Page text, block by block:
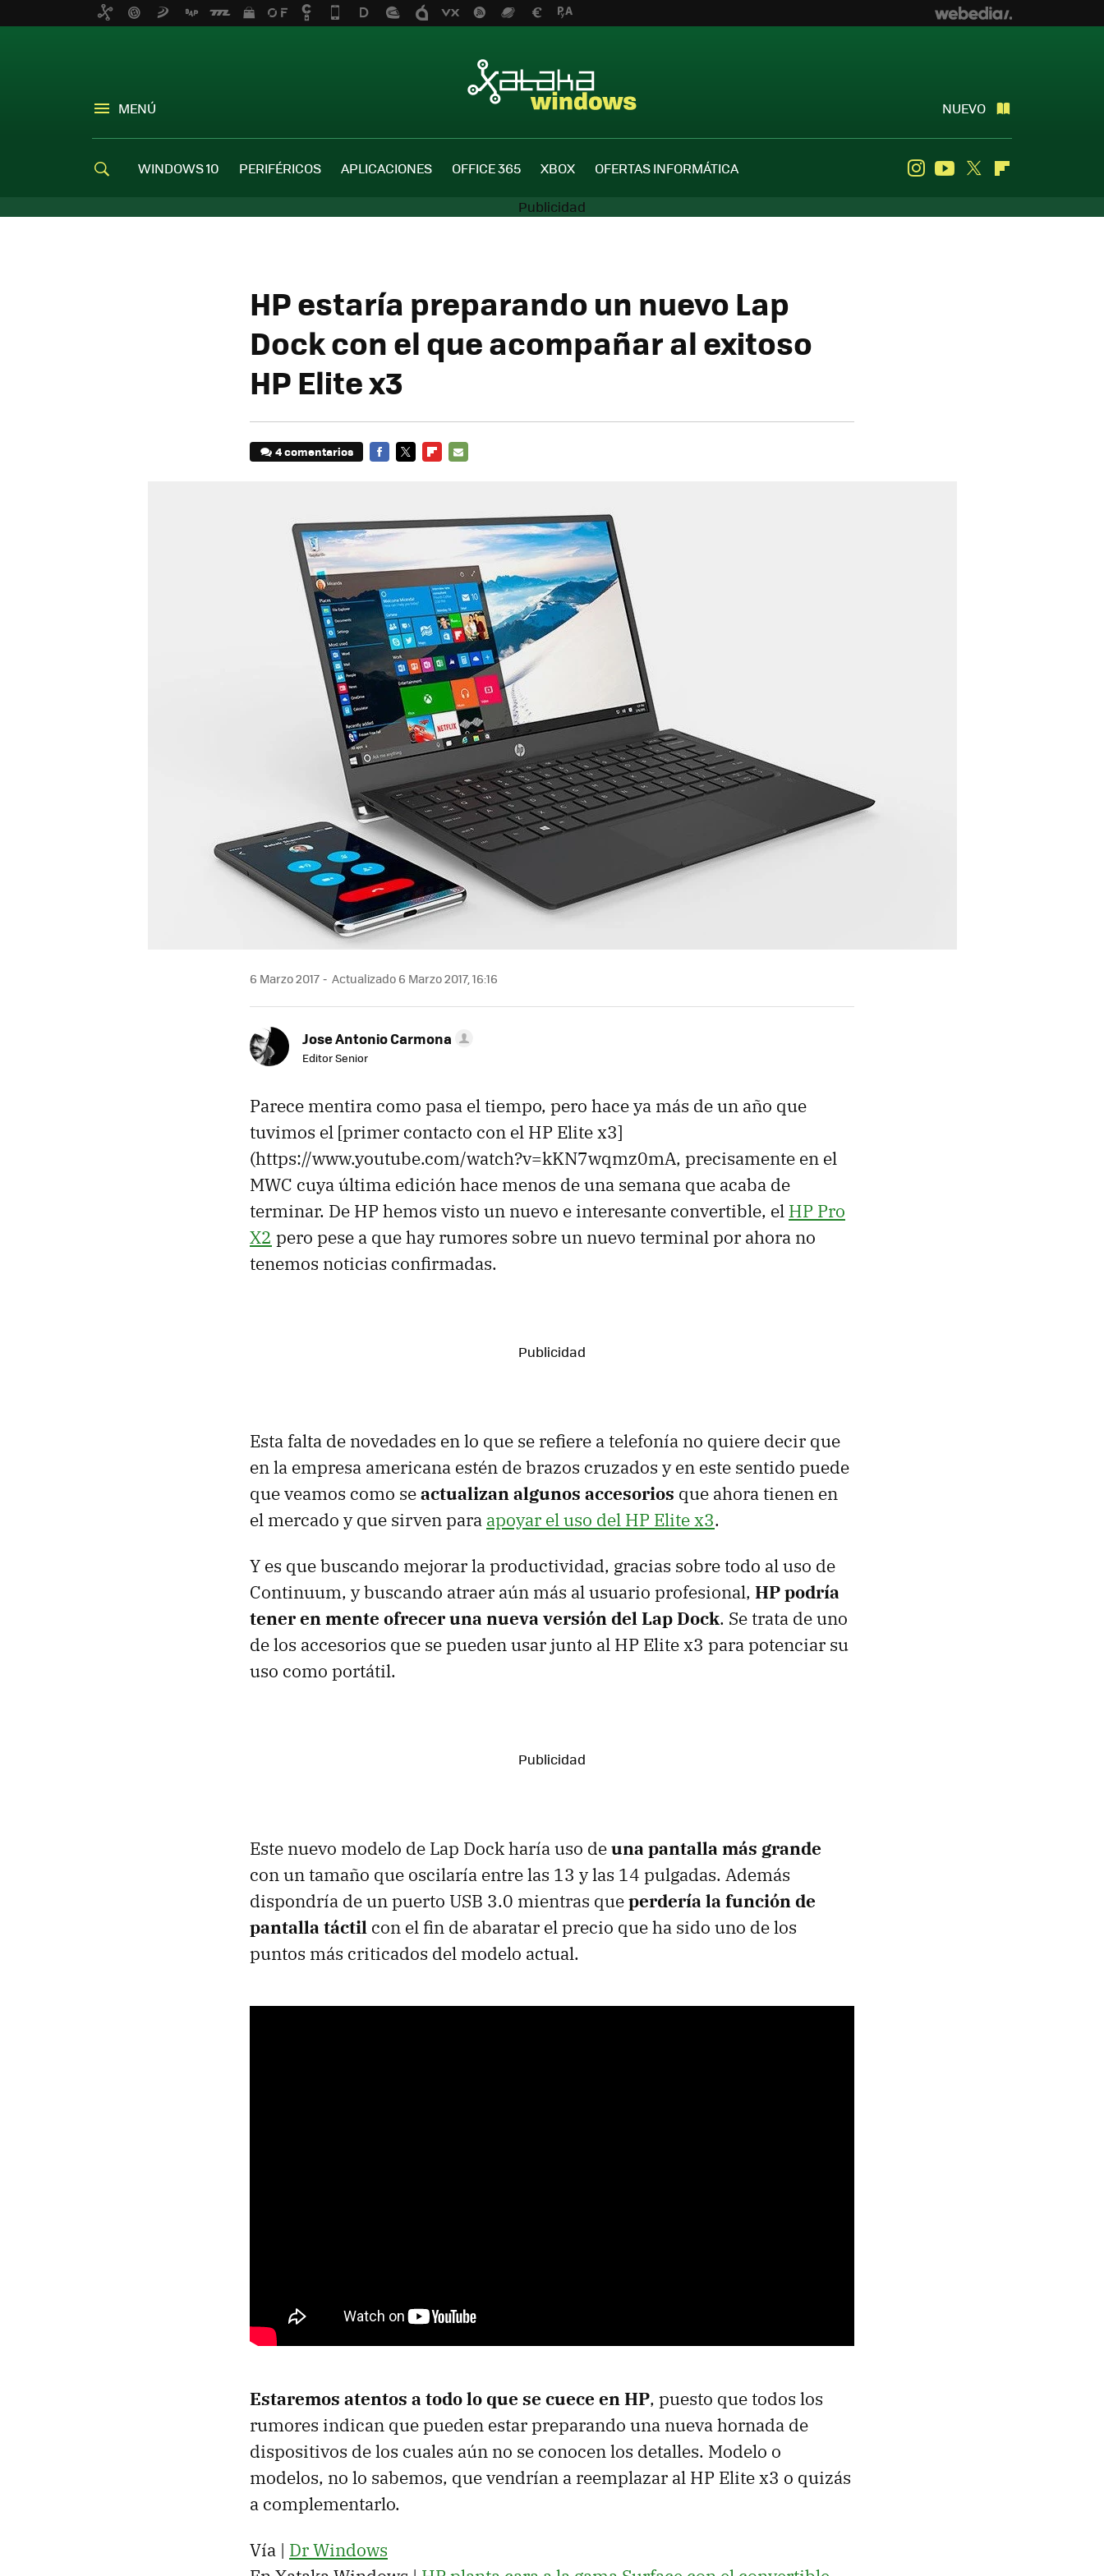
MENÚ NUEVO
WINDOWS 10 PERIFÉRICOS APLICACIONES OFFICE 365 XBOX OFERTAS INFORMÁTICA InstagramYoutube
Twitter
HP estaría preparando un nuevo Lap
Dock con el que acompañar al exitoso
HP Elite x3
4 comentarios
6 Marzo 2017 Actualizado 6 Marzo 2017, 16:16
Jose Antonio Carmona
Editor Senior
Parece mentira como pasa el tiempo, pero hace ya más de un año que
tuvimos el [primer contacto con el HP Elite x3]
(https://www.youtube.com/watch?v=kKN7wqmz0mA, precisamente en el
MWC cuya última edición hace menos de una semana que acaba de
terminar. De HP hemos visto un nuevo e interesante convertible, el HP Pro
X2 pero pese a que hay rumores sobre un nuevo terminal por ahora no
tenemos noticias confirmadas.
Esta falta de novedades en lo que se refiere a telefonía no quiere decir que
en la empresa americana estén de brazos cruzados y en este sentido puede
que veamos como seactualizan algunos accesorios que ahora tienen en
el mercado y que sirven para apoyar el uso del HP Elite x3.
Y es que buscando mejorar la productividad, gracias sobre todo al uso de
Continuum, y buscando atraer aún más al usuario profesional, HP podría
tener en mente ofrecer una nueva versión del Lap Dock. Se trata de uno
de los accesorios que se pueden usar junto al HP Elite x3 para potenciar su
uso como portátil.
Este nuevo modelo de Lap Dock haría uso deuna pantalla más grande
con un tamaño que oscilaría entre las 13 y las 14 pulgadas. Además
dispondría de un puerto USB 3.0 mientras queperdería la función de
pantalla táctil con el fin de abaratar el precio que ha sido uno de los
puntos más criticados del modelo actual.
Estaremos atentos a todo lo que se cuece en HP, puesto que todos los
rumores indican que pueden estar preparando una nueva hornada de
dispositivos de los cuales aún no se conocen los detalles. Modelo o
modelos, no lo sabemos, que vendrían a reemplazar al HP Elite x3 o quizás
a complementarlo.
Vía | Dr Windows